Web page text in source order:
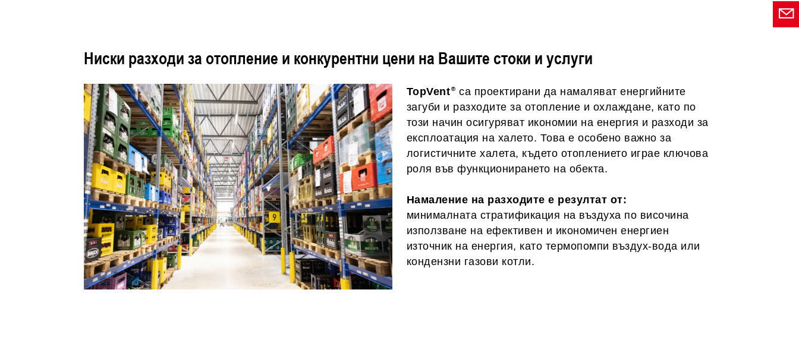
Ниски разходи за отопление и конкурентни цени на Вашите стоки и услуги
TopVent
са проектирани да намаляват енергийните
загуби и разходите за отопление и охлаждане, като по
този начин осигуряват икономии на енергия и разходи за
експлоатация на халето. Това е особено важно за
логистичните халета, където отоплението играе ключова
роля във функционирането на обекта.
Намаление на разходите е резултат от:
минималната стратификация на въздуха по височина
използване на ефективен и икономичен енергиен
източник на енергия, като термопомпи въздух-вода или
кондензни газови котли.